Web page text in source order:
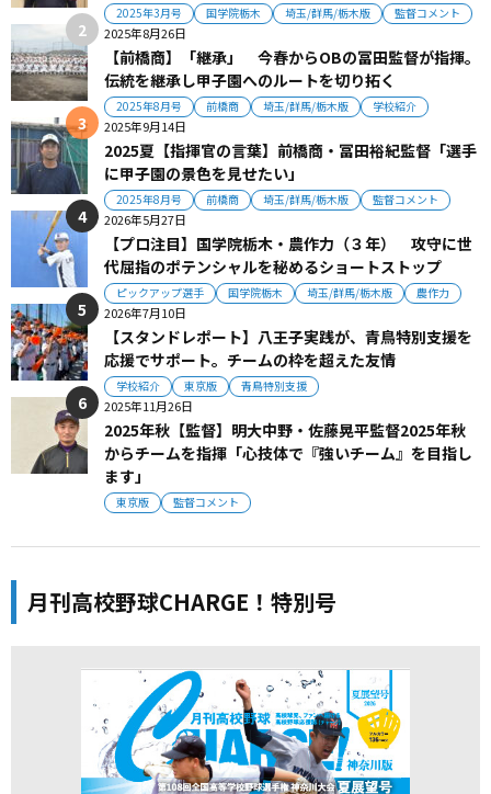
2025年3月号 国学院栃木 埼玉/群馬/栃木版 監督コメント
2025年8月26日
【前橋商】「継承」 今春からOBの冨田監督が指揮。
伝統を継承し甲子園へのルートを切り拓く
2025年8月号 前橋商 埼玉/群馬/栃木版 学校紹介
2025年9月14日
2025夏【指揮官の言葉】前橋商・冨田裕紀監督「選手
に甲子園の景色を見せたい」
2025年8月号 前橋商 埼玉/群馬/栃木版 監督コメント
2026年5月27日
【プロ注目】国学院栃木・農作力（３年） 攻守に世
代屈指のポテンシャルを秘めるショートストップ
ピックアップ選手 国学院栃木 埼玉/群馬/栃木版 農作力
2026年7月10日
【スタンドレポート】八王子実践が、青鳥特別支援を
応援でサポート。チームの枠を超えた友情
学校紹介 東京版 青鳥特別支援
2025年11月26日
2025年秋【監督】明大中野・佐藤晃平監督2025年秋
からチームを指揮「心技体で『強いチーム』を目指し
ます」
東京版 監督コメント
月刊高校野球CHARGE！特別号